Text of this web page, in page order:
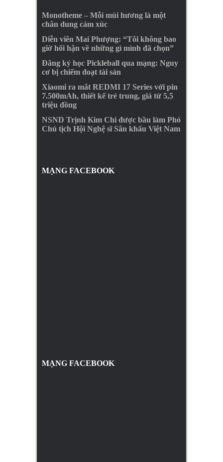
Monotheme – Mỗi mùi hương là một
chân dung cảm xúc
Diễn viên Mai Phượng: “Tôi không bao
giờ hối hận về những gì mình đã chọn”
Đăng ký học Pickleball qua mạng: Nguy
cơ bị chiếm đoạt tài sản
Xiaomi ra mắt REDMI 17 Series với pin
7.500mAh, thiết kế trẻ trung, giá từ 5,5
triệu đồng
NSND Trịnh Kim Chi được bầu làm Phó
Chủ tịch Hội Nghệ sĩ Sân khấu Việt Nam
MẠNG FACEBOOK
MẠNG FACEBOOK